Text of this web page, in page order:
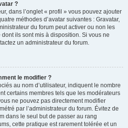
?
dans l’onglet « profil » vous pouvez ajouter
méthodes d’avatar suivantes : Gravatar,
du forum peut activer ou non les
ils sont mis à disposition. Si vous ne
un administrateur du forum.
le modifier ?
au nom d’utilisateur, indiquent le nombre
certains membres tels que les modérateurs
ne pouvez pas directement modifier
par l’administrateur du forum. Évitez de
dans le seul but de passer au rang
cette pratique est rarement tolérée et un